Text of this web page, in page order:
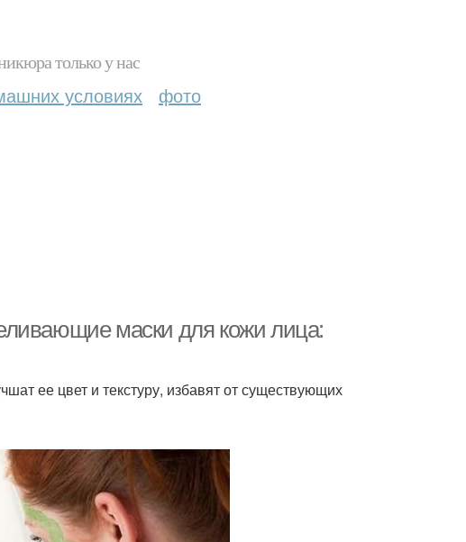
только у нас
условиях фото
маски для кожи лица:
ее цвет и текстуру, избавят от существующих